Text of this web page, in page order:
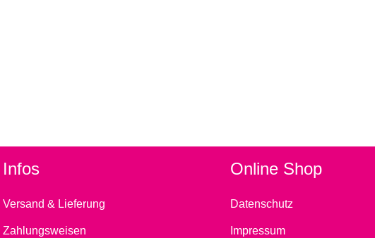
Infos
Versand & Lieferung
Zahlungsweisen
Online Shop
Datenschutz
Impressum